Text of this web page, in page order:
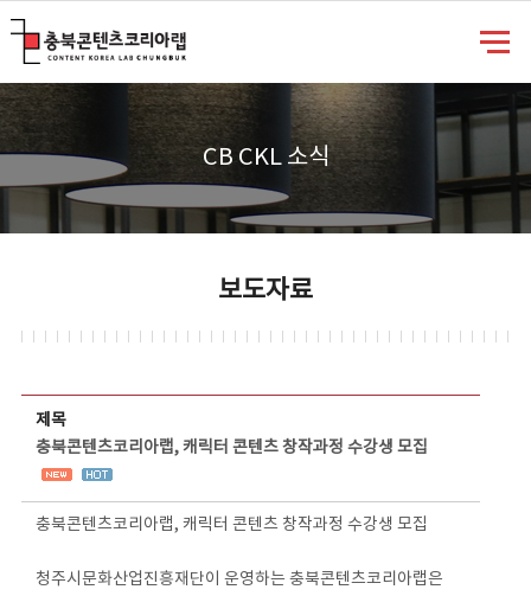
CB CKL 소식
보도자료
제목
충북콘텐츠코리아랩, 캐릭터 콘텐츠 창작과정 수강생 모집
충북콘텐츠코리아랩, 캐릭터 콘텐츠 창작과정 수강생 모집
청주시문화산업진흥재단이 운영하는 충북콘텐츠코리아랩은